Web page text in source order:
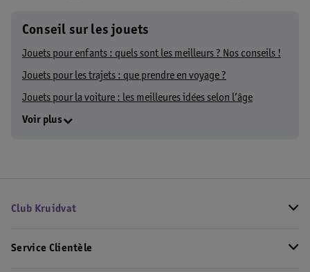
Conseil sur les jouets
Jouets pour enfants : quels sont les meilleurs ? Nos conseils !
Jouets pour les trajets : que prendre en voyage ?
Jouets pour la voiture : les meilleures idées selon l’âge
Voir plus
Club Kruidvat
Service Clientèle